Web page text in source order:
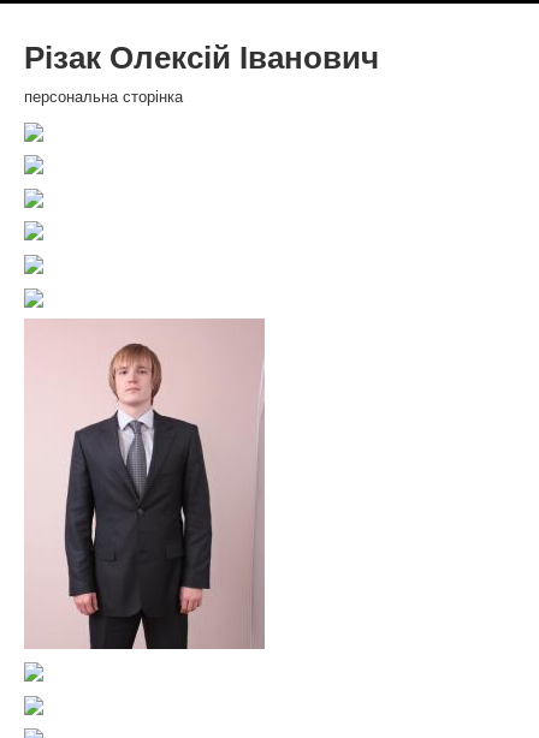
Різак Олексій Іванович
персональна сторінка